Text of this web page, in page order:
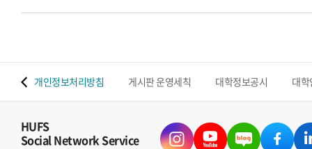
개인정보처리방침 게시판 운영세칙 대학정보공시 대
HUFS
Social Network Service